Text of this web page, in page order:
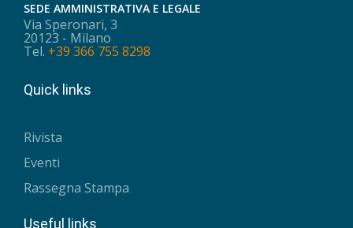
SEDE AMMINISTRATIVA E LEGALE
Via Speronari, 3
20123 - Milano
Tel. +39 366 755 8298
Quick links
Rivista
Eventi
Rassegna Stampa
Useful links